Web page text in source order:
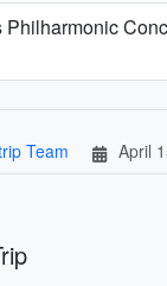
Team April